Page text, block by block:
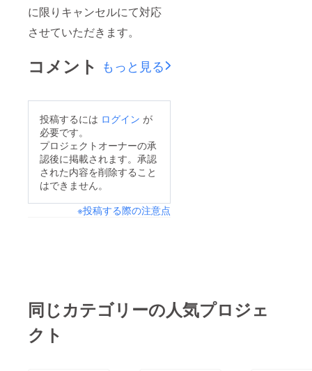
に限りキャンセルにて対応
させていただきます。
コメント もっと見る
投稿するには ログイン が
必要です。
プロジェクトオーナーの承
認後に掲載されます。承認
された内容を削除すること
はできません。
※投稿する際の注意点
同じカテゴリーの人気プロジェ
クト